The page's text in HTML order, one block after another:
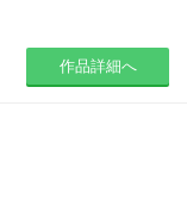
作品詳細へ